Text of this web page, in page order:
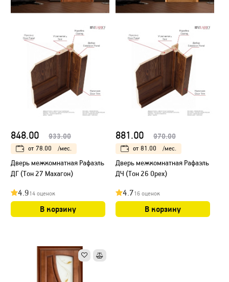
848.00 933.00
от 78.00 /мес.
Дверь межкомнатная Рафаэль
ДГ (Тон 27 Махагон)
4.914 оценок
В корзину
881.00 970.00
от 81.00 /мес.
Дверь межкомнатная Рафаэль
ДЧ (Тон 26 Орех)
4.716 оценок
В корзину